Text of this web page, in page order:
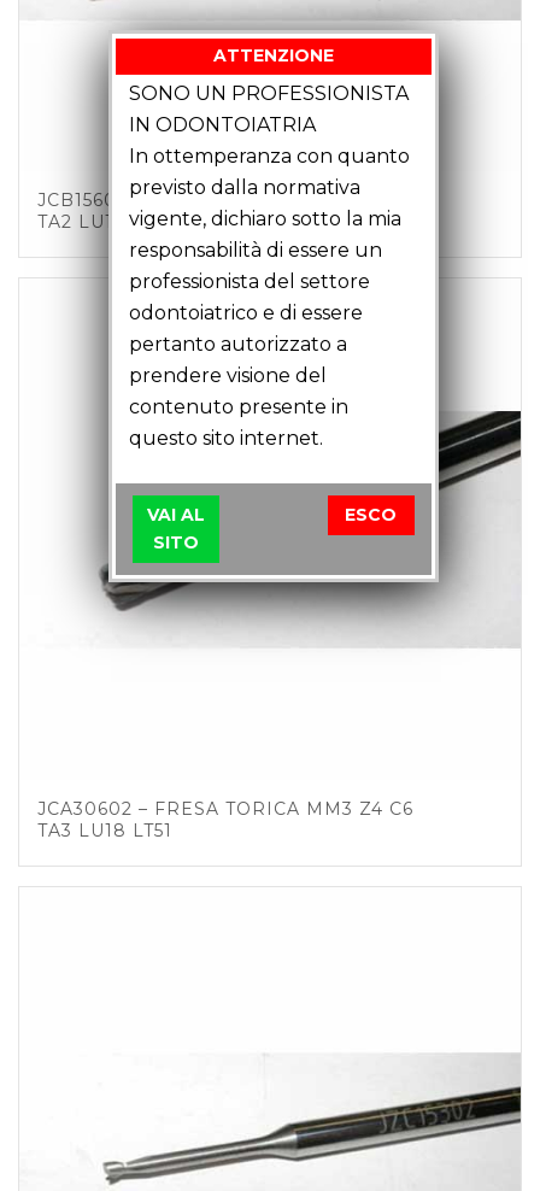
JCB15601 – FRESA SFERICA D1.5 Z3 C6
TA2 LU18 LT51
JCA30602 – FRESA TORICA MM3 Z4 C6
TA3 LU18 LT51
ATTENZIONE
SONO UN PROFESSIONISTA
IN ODONTOIATRIA
In ottemperanza con quanto
previsto dalla normativa
vigente, dichiaro sotto la mia
responsabilità di essere un
professionista del settore
odontoiatrico e di essere
pertanto autorizzato a
prendere visione del
contenuto presente in
questo sito internet.
VAI AL
SITO
ESCO